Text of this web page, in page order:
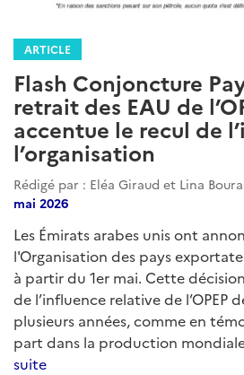
ARTICLE
Flash Conjoncture
retrait des EAU de
accentue le recul de
l’organisation
Rédigé par : Eléa Giraud et Lina
mai 2026
Les Émirats arabes unis ont
l'Organisation des pays
à partir du 1er mai. Cette
de l’influence relative de l’OPEP
plusieurs années, comme en
part dans la production
suite